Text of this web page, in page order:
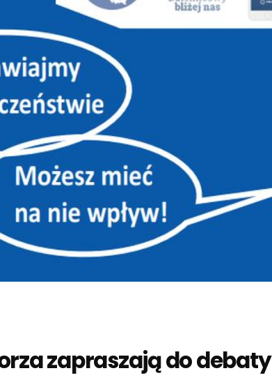
zapraszają do debaty